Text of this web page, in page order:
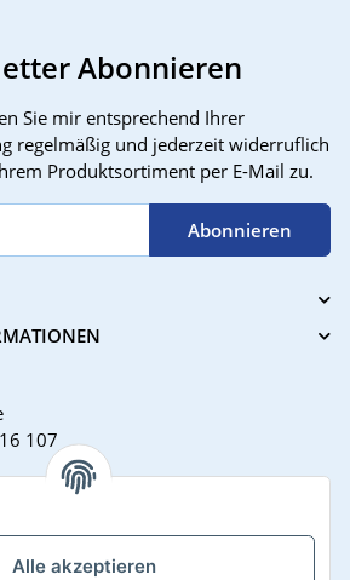
Alle akzeptieren
Abonnieren
Sie mir entsprechend Ihrer
regelmäßig und jederzeit widerruflich
Produktsortiment per E-Mail zu.
Abonnieren
107